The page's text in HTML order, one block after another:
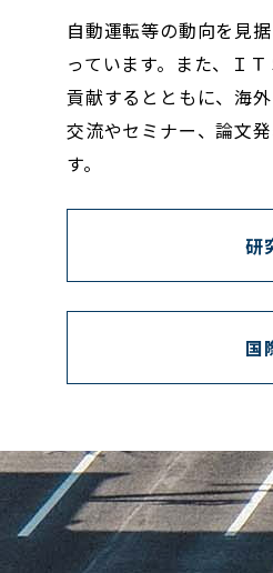
自動運転等の動向を見
っています。また、Ｉ
貢献するとともに、海
交流やセミナー、論文
す。
研
国